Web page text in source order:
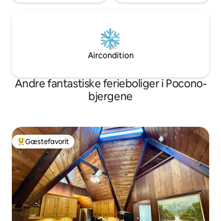
Aircondition
Andre fantastiske ferieboliger i Pocono-
bjergene
Bedste gæstefavorit
Gæstefavorit